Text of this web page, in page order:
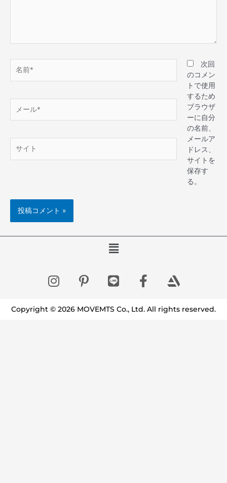
次回
のコメン
トで使用
するため
ブラウザ
ーに自分
の名前、
メールア
ドレス、
サイトを
保存す
る。
Copyright © 2026 MOVEMTS Co., Ltd. All rights reserved.